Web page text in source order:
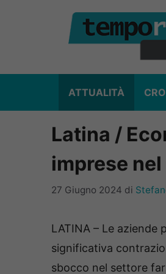
ATTUALITÀ
Latina /
imprese
27 Giugno 2024 di
LATINA – Le
significativa
sbocco nel settore